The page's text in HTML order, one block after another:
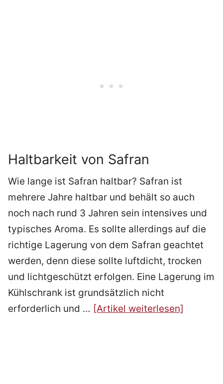
Haltbarkeit von Safran
Wie lange ist Safran haltbar? Safran ist
mehrere Jahre haltbar und behält so auch
noch nach rund 3 Jahren sein intensives und
typisches Aroma. Es sollte allerdings auf die
richtige Lagerung von dem Safran geachtet
werden, denn diese sollte luftdicht, trocken
und lichtgeschützt erfolgen. Eine Lagerung im
Kühlschrank ist grundsätzlich nicht
erforderlich und … [Artikel weiterlesen]